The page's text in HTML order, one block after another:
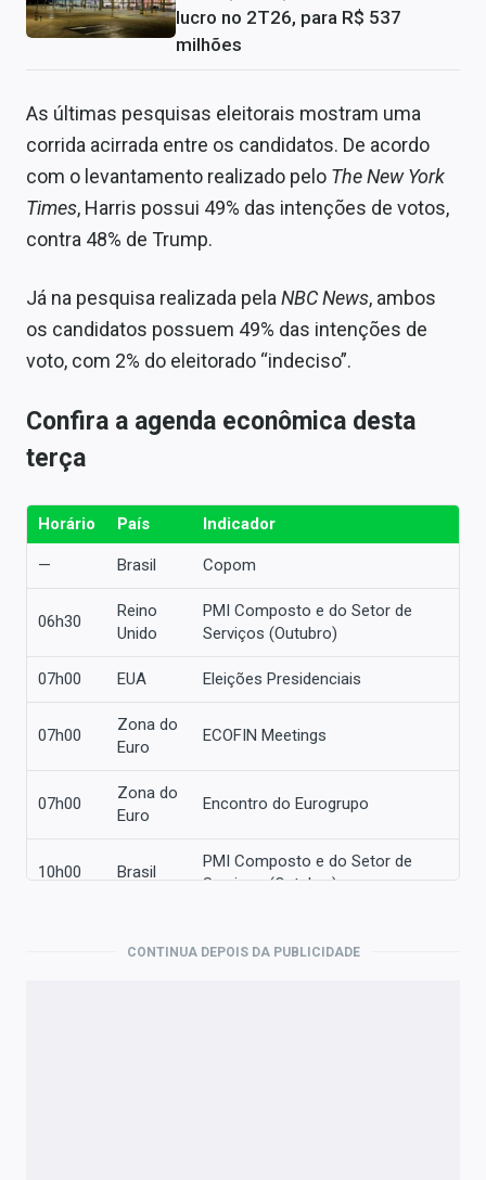
lucro no 2T26, para R$ 537
milhões
As últimas pesquisas eleitorais mostram uma
corrida acirrada entre os candidatos. De acordo
com o levantamento realizado pelo The New York
Times, Harris possui 49% das intenções de votos,
contra 48% de Trump.
Já na pesquisa realizada pela NBC News, ambos
os candidatos possuem 49% das intenções de
voto, com 2% do eleitorado “indeciso”.
Confira a agenda econômica desta
terça
Horário País Indicador
— Brasil Copom
06h30
Reino
Unido
PMI Composto e do Setor de
Serviços (Outubro)
07h00 EUA Eleições Presidenciais
07h00
Zona do
Euro
ECOFIN Meetings
07h00
Zona do
Euro
Encontro do Eurogrupo
10h00 Brasil
PMI Composto e do Setor de
Serviços (Outubro)
CONTINUA DEPOIS DA PUBLICIDADE